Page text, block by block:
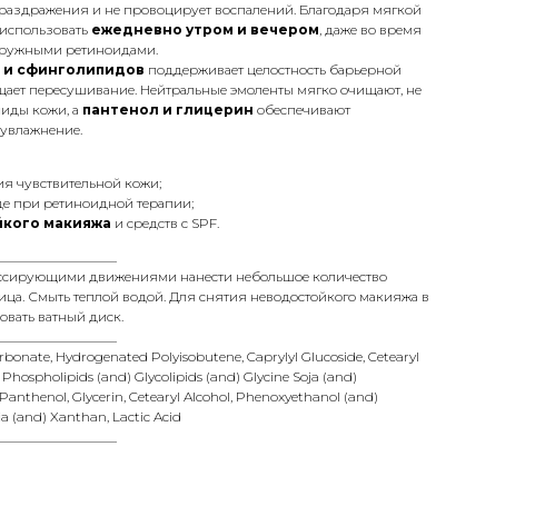
и не провоцирует воспалений. Благодаря мягкой
ежедневно утром и вечером, даже во время
ретиноидами.
сфинголипидов поддерживает целостность барьерной
пересушивание. Нейтральные эмоленты мягко очищают, не
кожи, а пантенол и глицерин обеспечивают
чувствительной кожи;
при ретиноидной терапии;
макияжа и средств с SPF.
движениями нанести небольшое количество
Смыть теплой водой. Для снятия неводостойкого макияжа в
ватный диск.
Hydrogenated Polyisobutene, Caprylyl Glucoside, Cetearyl
(and) Glycolipids (and) Glycine Soja (and)
Glycerin, Cetearyl Alcohol, Phenoxyethanol (and)
(and) Xanthan, Lactic Acid